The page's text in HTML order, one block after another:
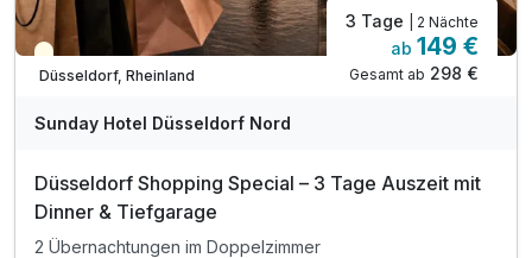
Teilweise ausgelastet
Düsseldorf, Rheinland
3 Tage | 2 Nächte
ab 149 €
Gesamt ab 298 €
Sunday Hotel Düsseldorf Nord
Düsseldorf Shopping Special – 3 Tage Auszeit mit
Dinner & Tiefgarage
2 Übernachtungen im Doppelzimmer